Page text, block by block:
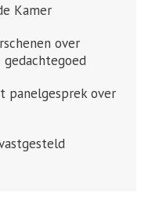
Kamer
over
panelgesprek over